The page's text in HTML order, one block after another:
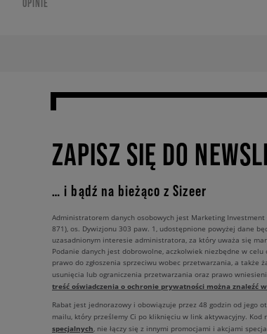
OPINIE
ZAPISZ SIĘ DO
… i bądź na bieżąco z Sizeer
Administratorem danych osobowych jest Marketing Investment
871), os. Dywizjonu 303 paw. 1, udostępnione powyżej dane
uzasadnionym interesie administratora, za który uważa się
Podanie danych jest dobrowolne, aczkolwiek niezbędne w
prawo do zgłoszenia sprzeciwu wobec przetwarzania, a także
usunięcia lub ograniczenia przetwarzania oraz prawo
treść oświadczenia o ochronie prywatności można znaleźć
Rabat jest jednorazowy i obowiązuje przez 48 godzin od jego
mailu, który prześlemy Ci po kliknięciu w link aktywacyjny. Kod
specjalnych, nie łączy się z innymi promocjami i akcjami